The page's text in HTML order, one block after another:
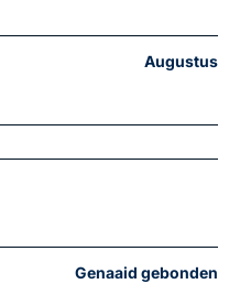
Augustus
Genaaid gebonden